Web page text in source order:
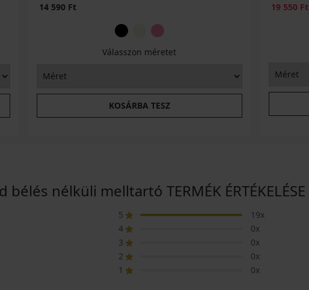
14 590 Ft
Válasszon méretet
KOSÁRBA TESZ
Kedvezmény
19 550 Ft
bélés nélküli melltartó TERMÉK ÉRTÉKELÉSE
5
19x
4
0x
3
0x
2
0x
1
0x